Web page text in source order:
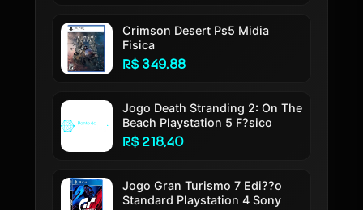
Crimson Desert Ps5 Midia
Fisica
R$ 349,88
Jogo Death Stranding 2: On The
Beach Playstation 5 F?sico
R$ 218,40
Jogo Gran Turismo 7 Edi??o
Standard Playstation 4 Sony